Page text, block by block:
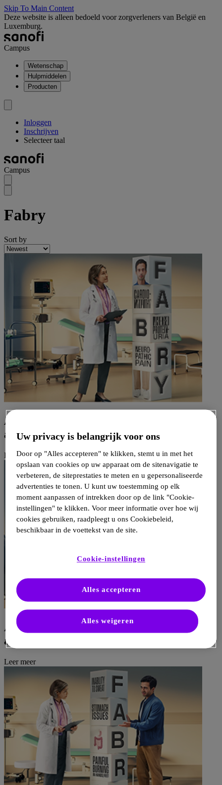
Skip To Main Content
Deze website is alleen bedoeld voor zorgverleners van België en
Luxemburg.
Campus
Wetenschap
Hulpmiddelen
Producten
Inloggen
Inschrijven
Selecteer taal
Campus
Fabry
Sort by
Are you ready to test your knowledge
about renal involvement in Fabry?
Leer meer
Are you ready to test your knowledge
about cardiac involvement in Fabry?
Leer meer
Uw privacy is belangrijk voor ons
Door op "Alles accepteren" te klikken, stemt u in met het
opslaan van cookies op uw apparaat om de sitenavigatie te
verbeteren, de siteprestaties te meten en u gepersonaliseerde
advertenties te tonen. U kunt uw toestemming op elk
moment aanpassen of intrekken door op de link "Cookie-
instellingen" te klikken. Voor meer informatie over hoe wij
cookies gebruiken, raadpleegt u ons Cookiebeleid,
beschikbaar in de voettekst van de site.
Cookie-instellingen
Alles weigeren
Alles accepteren